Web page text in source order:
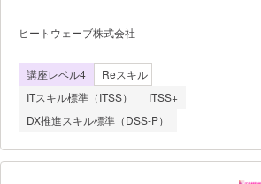
グラムです。 セキュリティの主要分野
を毎月テーマ別にハンズオンで学習し、1
ルを高めていきます。 年齢制限はな
く、学生から社会人まで幅広く受講できま
す。 ■カリキュラム概要（12ヶ月
ロードマップ） ・ネットワークの基
パケット解析 ・Webの仕組み、ディレ
ヒートウェーブ株式会社
講座レベル4
Reスキル
ITスキル標準（ITSS）
ITSS+
DX推進スキル標準（DSS-P）